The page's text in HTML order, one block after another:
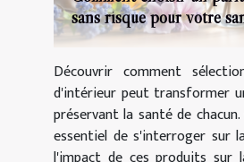
sans risque pour votre
Découvrir comment
d'intérieur peut transformer
préservant la santé de
essentiel de s'interroger sur